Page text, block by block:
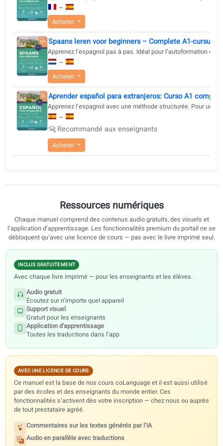
progressif pour atteindre vos objectifs linguistiques et
efficacement le DELE.
Apprenez l’espagnol pas à pas. Auto-apprentissage
→
Acheter
Apprendre l'espagnol pour débutants : Cours
Apprenez l’espagnol avec un cours A1 structuré :
→
Acheter
Spaans leren voor beginners – Complete A1-
Apprenez l’espagnol pas à pas. Idéal pour
→
Acheter
→
Recommandé aux enseignants
Acheter
Ressources numériques
Chaque manuel comprend des contenus audio gratuits, des
l’application d’apprentissage. Les fonctionnalités premium du portail
débloquent qu’avec une licence de cours — pas avec le livre
INCLUS GRATUITEMENT
Avec chaque livre imprimé — pour les enseignants et les élèves.
Audio gratuit
Écoutez sur n’importe quel appareil
Gratuit pour les enseignants
Application d'apprentissage